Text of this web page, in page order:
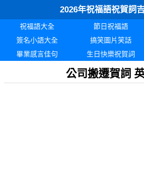
2026年祝福語祝賀詞
祝福語大全 節日祝福語
簽名小語大全
搞笑圖片笑話
畢業感言佳句
生日快樂祝賀詞
公司搬遷賀詞